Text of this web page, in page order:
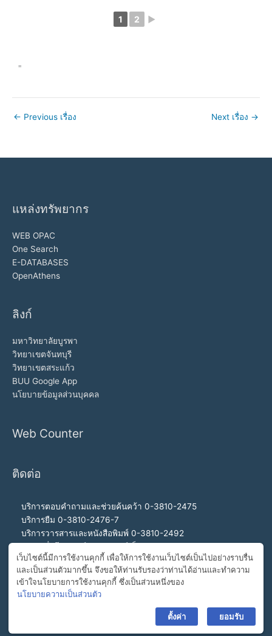
1 2 ►
"
← Previous เรื่อง Next เรื่อง →
แหล่งทรัพยากร
WEB OPAC
One Search
E-DATABASES
OpenAthens
ลิงก์
มหาวิทยาลัยบูรพา
วิทยาเขตจันทบุรี
วิทยาเขตสระแก้ว
BUU Google App
นโยบายข้อมูลส่วนบุคคล
Web Counter
ติดต่อ
บริการตอบคำถามและช่วยค้นคว้า 0-3810-2475
บริการยืม 0-3810-2476-7
บริการวารสารและหนังสือพิมพ์ 0-3810-2492
สำนักงานผู้อำนวยการ 0-3810-2460, 0-3810-2465
สายด่วนผู้อำนวยการ 092-989-2993
อีเมล buulibrary@buu.ac.th
เว็บไซต์นี้มีการใช้งานคุกกี้ เพื่อให้การใช้งานเว็บไซต์เป็นไปอย่างราบรื่น
และเป็นส่วนตัวมากขึ้น จึงขอให้ท่านรับรองว่าท่านได้อ่านและทำความ
เข้าใจนโยบายการใช้งานคุกกี้ ซึ่งเป็นส่วนหนึ่งของ
นโยบายความเป็นส่วนตัว
ตั้งค่า ยอมรับ